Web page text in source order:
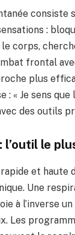
consiste
:
corps,
frontal
plus
: « Je sens
des outils
l’outil le
et haute
Une
à l’inverse
Les